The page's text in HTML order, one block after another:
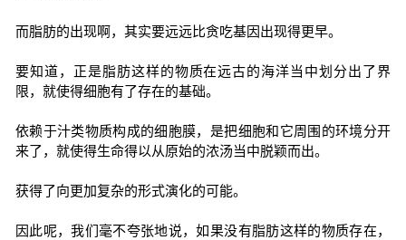
而脂肪的出现啊，其实要远远比贪吃基因出现得更早。
要知道，正是脂肪这样的物质在远古的海洋当中划分出了界
限，就使得细胞有了存在的基础。
依赖于汁类物质构成的细胞膜，是把细胞和它周围的环境分开
来了，就使得生命得以从原始的浓汤当中脱颖而出。
获得了向更加复杂的形式演化的可能。
因此呢，我们毫不夸张地说，如果没有脂肪这样的物质存在，